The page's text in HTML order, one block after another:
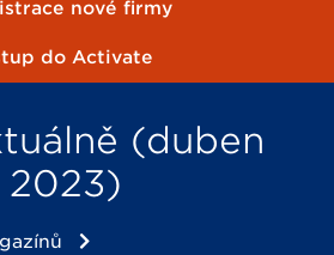
nové firmy
do Activate
(duben
2023)